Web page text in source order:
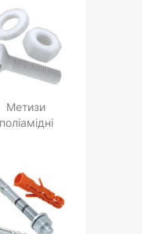
Метизи
поліамідні